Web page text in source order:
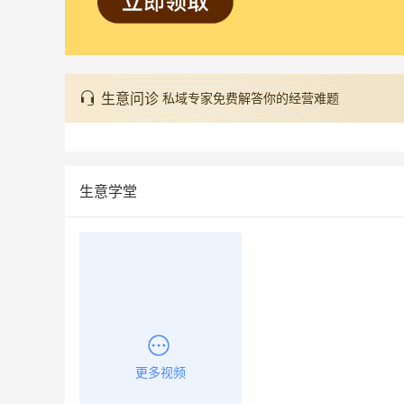
生意问诊 私域专家免费解答你的经营难题
生意学堂
更多视频